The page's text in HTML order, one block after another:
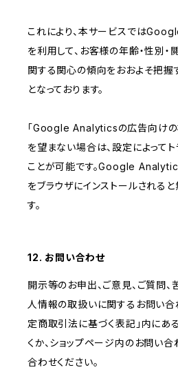
これにより、本サービスでは
を利用して、お客様の年齢・性別
関する関心の傾向をおおよそ把
となっております。
「Google Analyticsの広告向けの
を望まない場合は、設定によって
ことが可能です。Google
をブラウザにインストールされる
す。
12. お問い合わせ
開示等のお申出、ご意見、ご質問
人情報の取扱いに関するお問い合
定商取引法に基づく表記」内にあ
くか、ショップページ内のお問い
合わせください。